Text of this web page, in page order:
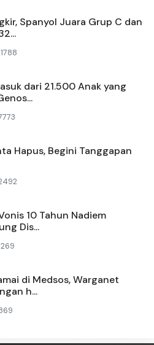
Spanyol Juara Grup C dan
dari 21.500 Anak yang
Hapus, Begini Tanggapan
10 Tahun Nadiem
Dis...
di Medsos, Warganet
h...